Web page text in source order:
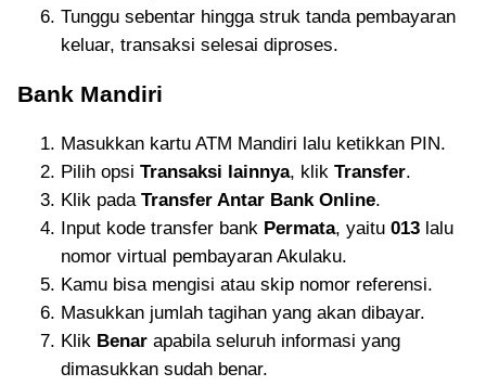
Tunggu sebentar hingga struk tanda pembayaran
keluar, transaksi selesai diproses.
Bank Mandiri
Masukkan kartu ATM Mandiri lalu ketikkan PIN.
Pilih opsi Transaksi lainnya, klik Transfer.
Klik pada Transfer Antar Bank Online.
Input kode transfer bank Permata, yaitu 013 lalu
nomor virtual pembayaran Akulaku.
Kamu bisa mengisi atau skip nomor referensi.
Masukkan jumlah tagihan yang akan dibayar.
Klik Benar apabila seluruh informasi yang
dimasukkan sudah benar.